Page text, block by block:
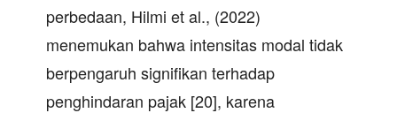
perbedaan, Hilmi et al., (2022)
menemukan bahwa intensitas modal tidak
berpengaruh signifikan terhadap
penghindaran pajak [20], karena